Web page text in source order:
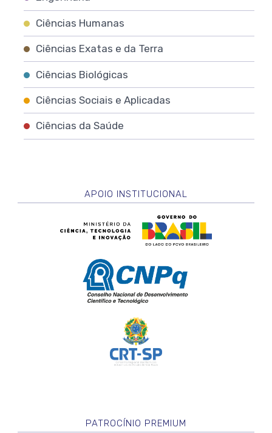
Ciências Humanas
Ciências Exatas e da Terra
Ciências Biológicas
Ciências Sociais e Aplicadas
Ciências da Saúde
APOIO INSTITUCIONAL
PATROCÍNIO PREMIUM